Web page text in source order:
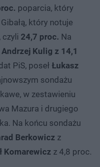
poparcia, który
który notuje
czyli 24,7 proc. Na
Andrzej Kulig z 14,1
PiS, poseł Łukasz
sondażu
w zestawieniu
Mazura i drugiego
Na końcu sondażu
Berkowicz z
Komarewicz z 4,8 proc.